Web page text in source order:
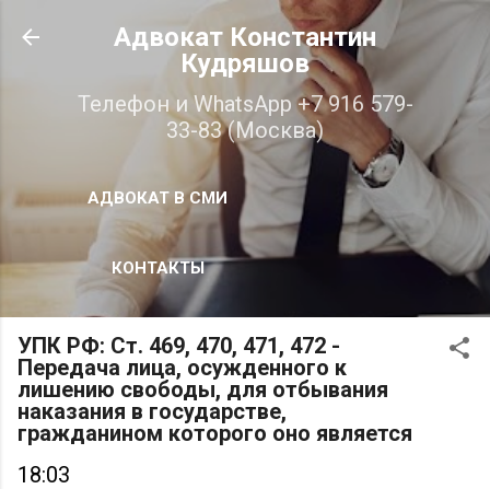
К основному контенту
Адвокат Константин
Кудряшов
Телефон и WhatsApp +7 916 579-
33-83 (Москва)
АДВОКАТ В СМИ
КОНТАКТЫ
УПК РФ: Ст. 469, 470, 471, 472 -
Передача лица, осужденного к
лишению свободы, для отбывания
наказания в государстве,
гражданином которого оно является
18:03